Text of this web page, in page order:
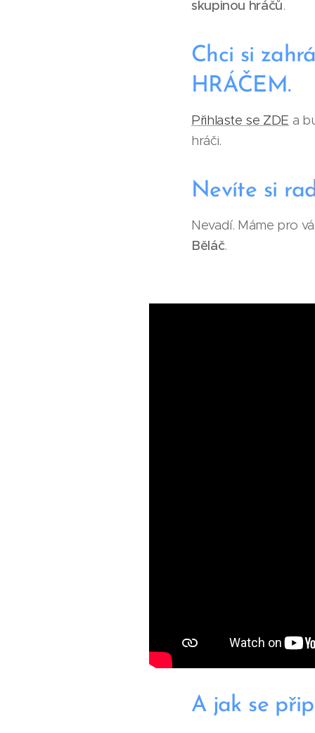
skupinou hráčů.
Chci si
HRÁČEM.
Přihlaste se ZDE a
hráči.
Nevíte si
Nevadí. Máme pro
Běláč.
A jak se